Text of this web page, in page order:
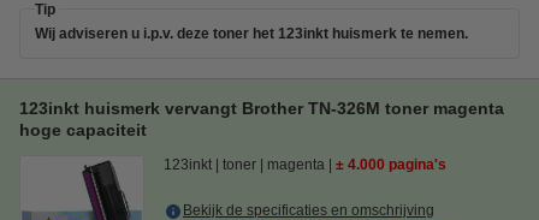
Tip
Wij adviseren u i.p.v. deze toner het 123inkt huismerk te nemen.
123inkt huismerk vervangt Brother TN-326M toner magenta
hoge capaciteit
123inkt toner magenta ± 4.000 pagina's
Bekijk de specificaties en omschrijving